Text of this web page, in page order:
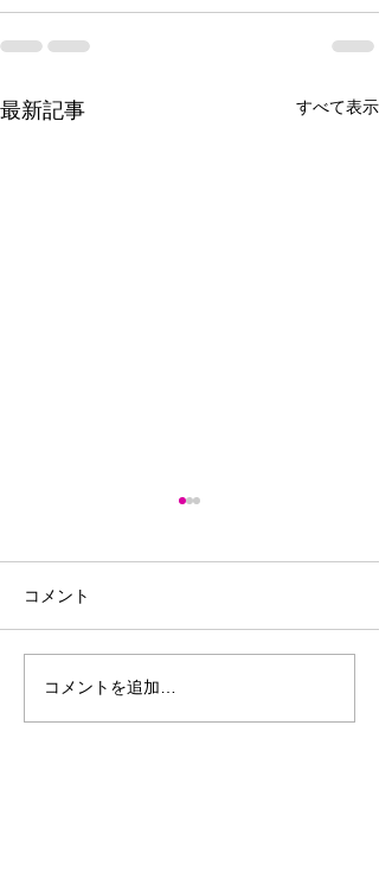
最新記事 すべて表示
利益を出したい方、損を
します‼
コメント
コメントを追加…